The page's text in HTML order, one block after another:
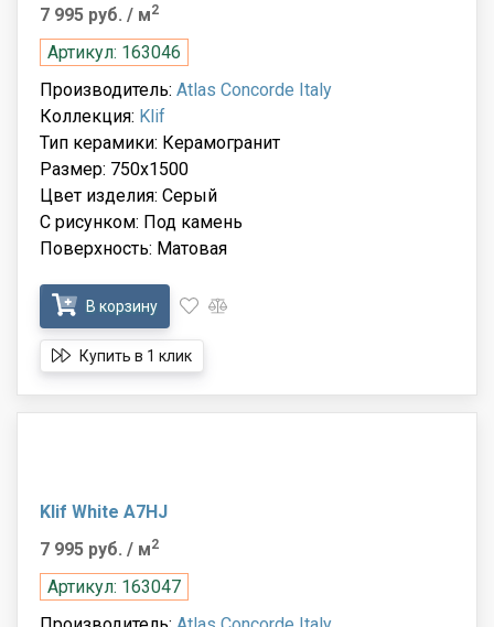
7 995 руб. / м2
Артикул: 163046
Производитель: Atlas Concorde Italy
Коллекция: Klif
Тип керамики: Керамогранит
Размер: 750x1500
Цвет изделия: Серый
С рисунком: Под камень
Поверхность: Матовая
В корзину
Купить в 1 клик
Klif White A7HJ
7 995 руб. / м2
Артикул: 163047